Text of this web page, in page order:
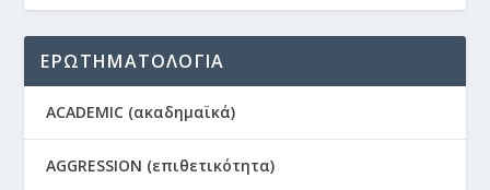
ΕΡΩΤΗΜΑΤΟΛΟΓΙΑ
ACADEMIC (ακαδημαϊκά)
AGGRESSION (επιθετικότητα)